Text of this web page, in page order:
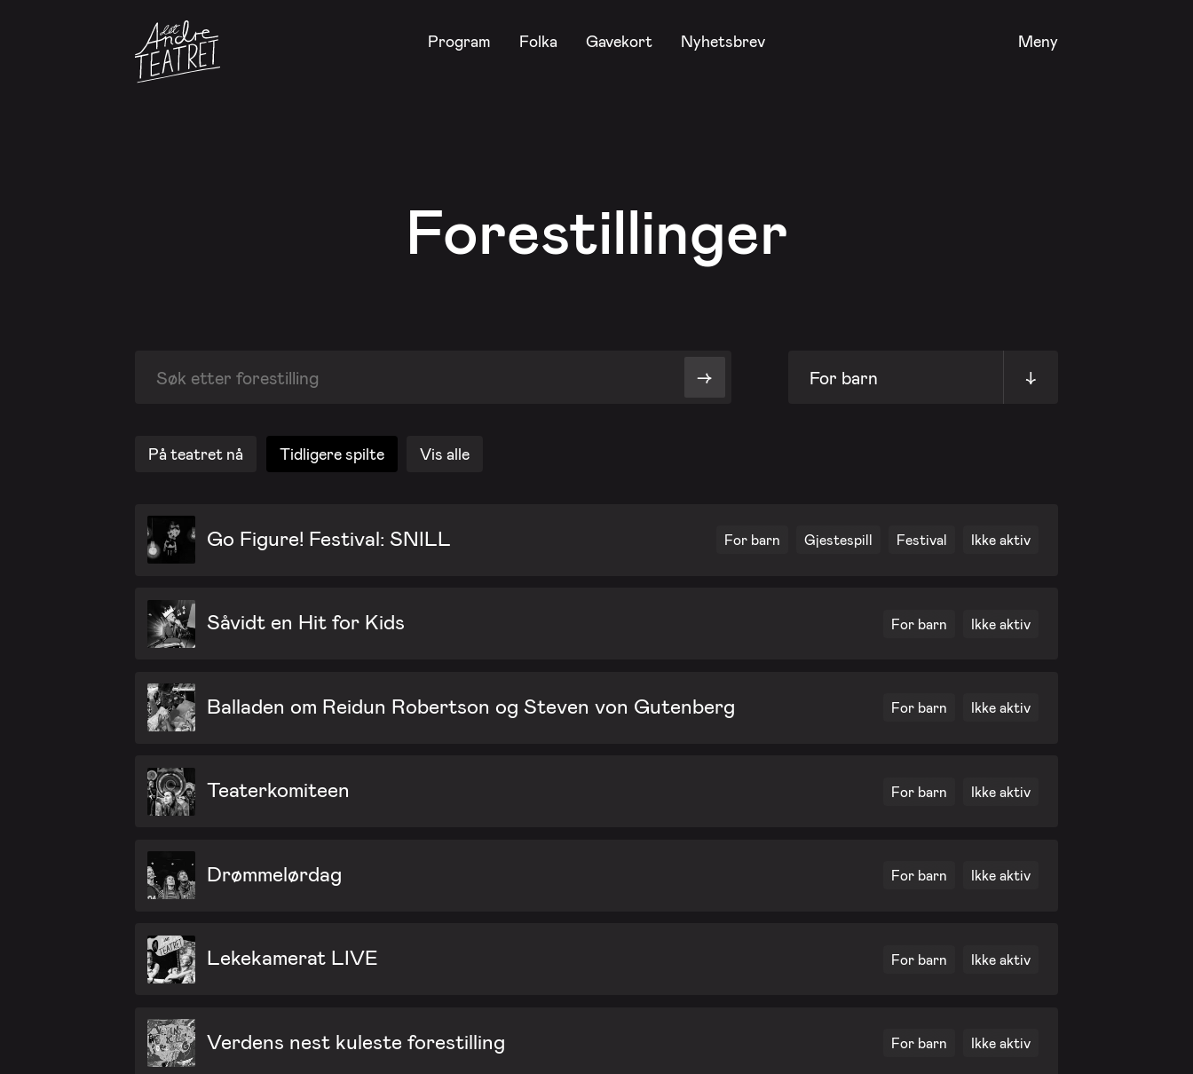
Program Folka Gavekort Nyhetsbrev Meny
Forestillinger
-> For barn ↓
På teatret nå Tidligere spilte Vis alle
Go Figure! Festival: SNILL For barn Gjestespill Festival Ikke aktiv
Såvidt en Hit for Kids For barn Ikke aktiv
Balladen om Reidun Robertson og Steven von Gutenberg For barn Ikke aktiv
Teaterkomiteen For barn Ikke aktiv
Drømmelørdag For barn Ikke aktiv
Lekekamerat LIVE For barn Ikke aktiv
Verdens nest kuleste forestilling For barn Ikke aktiv